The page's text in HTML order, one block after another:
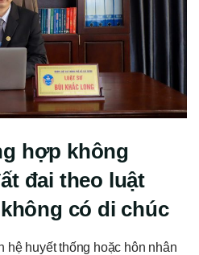
hợp không
đai theo luật
có di chúc
hệ huyết thống hoặc hôn nhân